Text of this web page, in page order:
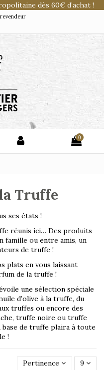
dès 60€ d’achat !
0
Truffe
ses états !
réunis ici… Des produits
famille ou entre amis, un
de truffe !
plats en vous laissant
de la truffe !
une sélection spéciale
d’olive à la truffe, du
truffes ou encore des
truffe noire ou truffe
base de truffe plaira à toute
!
Pertinence 9